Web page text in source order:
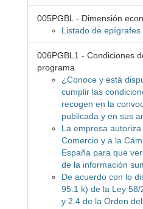
005PGBL - Dimensión
Listado de epígrafes
006PGBL1 - Condiciones
programa
¿Conoce y está
cumplir las
recogen en la
publicada y en sus
La empresa
Comercio y a la
España para que
de la información
De acuerdo con lo
95.1 k) de la Ley
y 2.4 de la Orden